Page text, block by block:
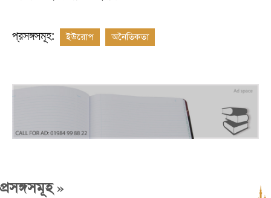
প্রসঙ্গসমূহ: ইউরোপ অনৈতিকতা
প্রসঙ্গসমূহ»